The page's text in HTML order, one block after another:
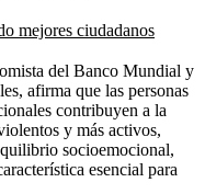
mejores ciudadanos
del Banco Mundial y
afirma que las personas
contribuyen a la
y más activos,
socioemocional,
esencial para